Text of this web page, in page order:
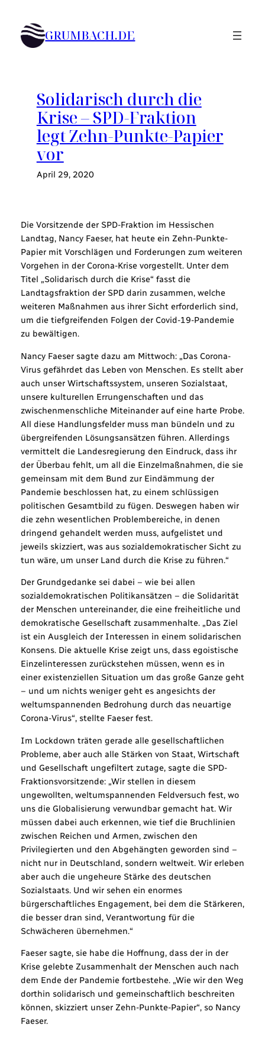
Inhalt
springen GRUMBACH.DE
Solidarisch durch die
Krise – SPD-Fraktion
legt Zehn-Punkte-Papier
vor
April 29, 2020
Die Vorsitzende der SPD-Fraktion im Hessischen
Landtag, Nancy Faeser, hat heute ein Zehn-Punkte-
Papier mit Vorschlägen und Forderungen zum weiteren
Vorgehen in der Corona-Krise vorgestellt. Unter dem
Titel „Solidarisch durch die Krise“ fasst die
Landtagsfraktion der SPD darin zusammen, welche
weiteren Maßnahmen aus ihrer Sicht erforderlich sind,
um die tiefgreifenden Folgen der Covid-19-Pandemie
zu bewältigen.
Nancy Faeser sagte dazu am Mittwoch: „Das Corona-
Virus gefährdet das Leben von Menschen. Es stellt aber
auch unser Wirtschaftssystem, unseren Sozialstaat,
unsere kulturellen Errungenschaften und das
zwischenmenschliche Miteinander auf eine harte Probe.
All diese Handlungsfelder muss man bündeln und zu
übergreifenden Lösungsansätzen führen. Allerdings
vermittelt die Landesregierung den Eindruck, dass ihr
der Überbau fehlt, um all die Einzelmaßnahmen, die sie
gemeinsam mit dem Bund zur Eindämmung der
Pandemie beschlossen hat, zu einem schlüssigen
politischen Gesamtbild zu fügen. Deswegen haben wir
die zehn wesentlichen Problembereiche, in denen
dringend gehandelt werden muss, aufgelistet und
jeweils skizziert, was aus sozialdemokratischer Sicht zu
tun wäre, um unser Land durch die Krise zu führen.“
Der Grundgedanke sei dabei – wie bei allen
sozialdemokratischen Politikansätzen – die Solidarität
der Menschen untereinander, die eine freiheitliche und
demokratische Gesellschaft zusammenhalte. „Das Ziel
ist ein Ausgleich der Interessen in einem solidarischen
Konsens. Die aktuelle Krise zeigt uns, dass egoistische
Einzelinteressen zurückstehen müssen, wenn es in
einer existenziellen Situation um das große Ganze geht
– und um nichts weniger geht es angesichts der
weltumspannenden Bedrohung durch das neuartige
Corona-Virus“, stellte Faeser fest.
Im Lockdown träten gerade alle gesellschaftlichen
Probleme, aber auch alle Stärken von Staat, Wirtschaft
und Gesellschaft ungefiltert zutage, sagte die SPD-
Fraktionsvorsitzende: „Wir stellen in diesem
ungewollten, weltumspannenden Feldversuch fest, wo
uns die Globalisierung verwundbar gemacht hat. Wir
müssen dabei auch erkennen, wie tief die Bruchlinien
zwischen Reichen und Armen, zwischen den
Privilegierten und den Abgehängten geworden sind –
nicht nur in Deutschland, sondern weltweit. Wir erleben
aber auch die ungeheure Stärke des deutschen
Sozialstaats. Und wir sehen ein enormes
bürgerschaftliches Engagement, bei dem die Stärkeren,
die besser dran sind, Verantwortung für die
Schwächeren übernehmen.“
Faeser sagte, sie habe die Hoffnung, dass der in der
Krise gelebte Zusammenhalt der Menschen auch nach
dem Ende der Pandemie fortbestehe. „Wie wir den Weg
dorthin solidarisch und gemeinschaftlich beschreiten
können, skizziert unser Zehn-Punkte-Papier“, so Nancy
Faeser.